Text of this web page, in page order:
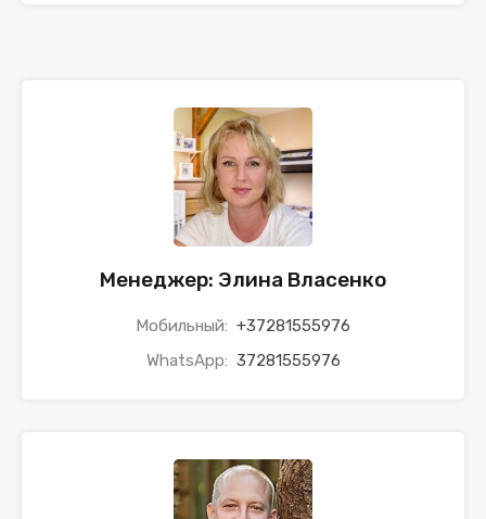
Менеджер: Элина Власенко
Мобильный: +37281555976
WhatsApp: 37281555976